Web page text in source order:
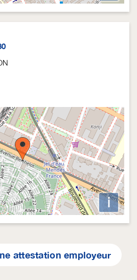
i
attestation employeur